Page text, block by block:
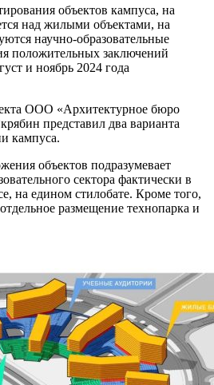
объектов кампуса, на
над жилыми объектами, на
научно-образовательные
положительных заключений
и ноябрь 2024 года
ООО «Архитектурное бюро
представил два варианта
кампуса.
объектов подразумевает
сектора фактически в
на едином стилобате. Кроме того,
размещение технопарка и